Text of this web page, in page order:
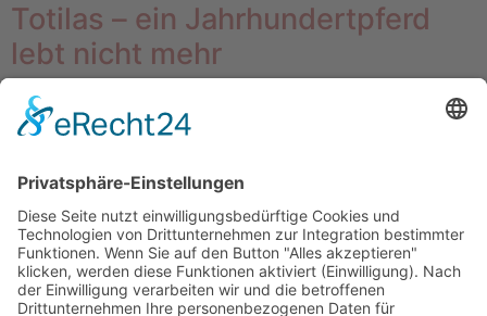
Totilas – ein Jahrhundertpferd
lebt nicht mehr
Kaum ein Vierbeiner im internationalen Sport ließ die
Herzen der Zuschauer höher schlagen. Mach’s gut, du
Impressum Datenschutzerklärung
© MIKS Magazin 2026